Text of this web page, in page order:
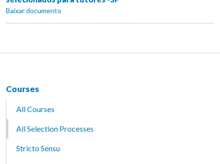
Baixar documento
Courses
All Courses
All Selection Processes
Stricto Sensu